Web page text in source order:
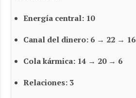
Energía central: 10
Canal del dinero: 6 → 22 → 16
Cola kármica: 14 → 20 → 6
Relaciones: 3